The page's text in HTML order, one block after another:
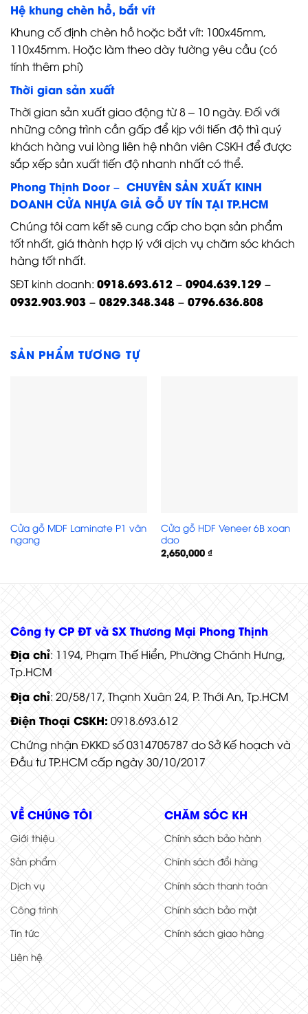
Hệ khung chèn hồ, bắt vít
Khung cố định chèn hồ hoặc bắt vít: 100x45mm,
110x45mm. Hoặc làm theo dày tường yêu cầu (có
tính thêm phí)
Thời gian sản xuất
Thời gian sản xuất giao động từ 8 – 10 ngày. Đối với
những công trình cần gấp để kịp với tiến độ thì quý
khách hàng vui lòng liên hệ nhân viên CSKH để được
sắp xếp sản xuất tiến độ nhanh nhất có thể.
Phong Thịnh Door – CHUYÊN SẢN XUẤT KINH
DOANH CỬA NHỰA GIẢ GỖ UY TÍN TẠI TP.HCM
Chúng tôi cam kết sẽ cung cấp cho bạn sản phẩm
tốt nhất, giá thành hợp lý với dịch vụ chăm sóc khách
hàng tốt nhất.
SĐT kinh doanh: 0918.693.612 – 0904.639.129 –
0932.903.903 – 0829.348.348 – 0796.636.808
SẢN PHẨM TƯƠNG TỰ
Cửa gỗ MDF Laminate P1 vân
ngang
Cửa gỗ HDF Veneer 6B xoan
dao
2,650,000 ₫
Công ty CP ĐT và SX Thương Mại Phong Thịnh
Địa chỉ: 1194, Phạm Thế Hiển, Phường Chánh Hưng,
Tp.HCM
Địa chỉ: 20/58/17, Thạnh Xuân 24, P. Thới An, Tp.HCM
Điện Thoại CSKH: 0918.693.612
Chứng nhận ĐKKD số 0314705787 do Sở Kế hoạch và
Đầu tư TP.HCM cấp ngày 30/10/2017
VỀ CHÚNG TÔI
Giới thiệu
Sản phẩm
Dịch vụ
Công trình
Tin tức
Liên hệ
CHĂM SÓC KH
Chính sách bảo hành
Chính sách đổi hàng
Chính sách thanh toán
Chính sách bảo mật
Chính sách giao hàng